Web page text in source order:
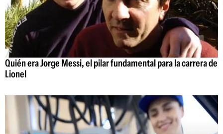
Quién era Jorge Messi, el pilar fundamental para la carrera de
Lionel